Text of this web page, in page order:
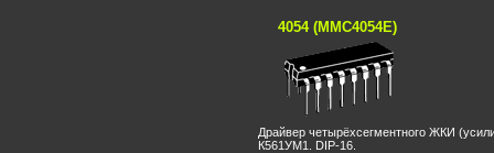
4054 (MMC4054E)
Драйвер четырёхсегментного ЖКИ
К561УМ1. DIP-16.